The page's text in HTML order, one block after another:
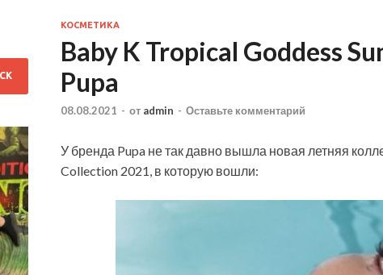
КОСМЕТИКА
Baby K Tropical Goddess
Pupa
08.08.2021 - от admin - Оставьте комментарий
У бренда Pupa не так давно вышла новая летняя
Collection 2021, в которую вошли: